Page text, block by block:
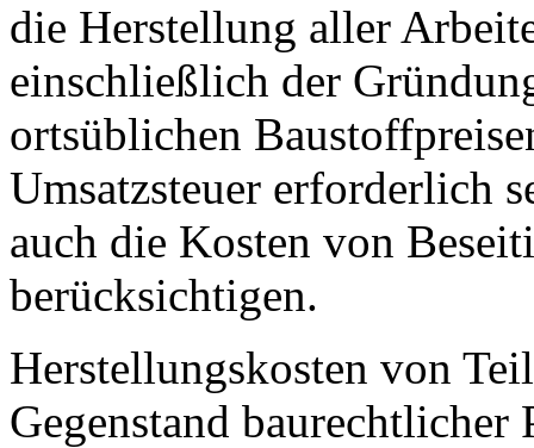
die Herstellung aller
einschließlich der
ortsüblichen
Umsatzsteuer erforderlich
auch die Kosten von
berücksichtigen.
Herstellungskosten von
Gegenstand